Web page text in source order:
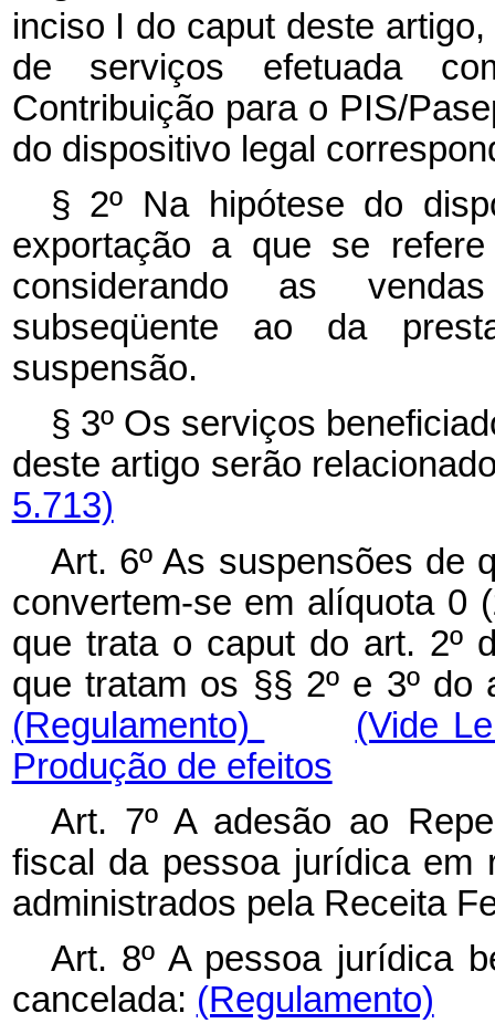
inciso I do caput deste
de serviços efetuada
Contribuição para o PIS/
do dispositivo legal
§ 2º Na hipótese do
exportação a que se
considerando as
subseqüente ao da
suspensão.
§ 3º Os serviços
deste artigo serão
5.713)
Art. 6º As suspensões de
convertem-se em alíquota 0
que trata o caput do art. 2º
que tratam os §§ 2º e 3º do
(Regulamento)
(Vide
Produção de efeitos
Art. 7º A adesão ao
fiscal da pessoa jurídica em
administrados pela Receita
Art. 8º A pessoa jurídica
cancelada: (Regulamento)